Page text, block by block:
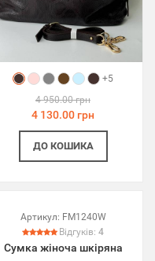
+5
4 950.00 грн
4 130.00 грн
ДО КОШИКА
Артикул: FM1240W
Відгуків: 4
Сумка жіноча шкіряна